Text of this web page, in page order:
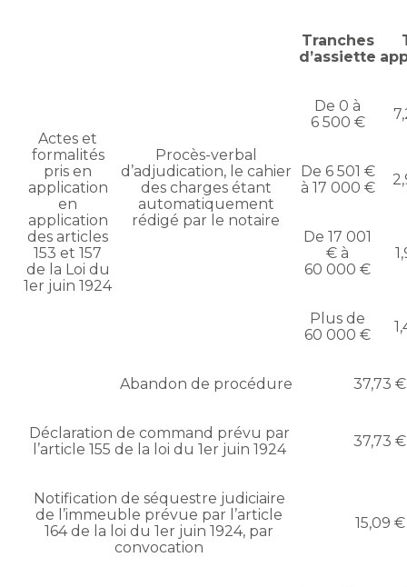
Actes et
formalités
pris en
application
en
application
des articles
153 et 157
de la Loi du
1er juin 1924
Procès-verbal
d’adjudication, le cahier
des charges étant
automatiquement
rédigé par le notaire
Tranches
d’assiette
De 0 à
6 500 €
De 6 501 €
à 17 000 €
De 17 001
€ à
60 000 €
Plus de
60 000 €
Abandon de procédure 37,73 €
Déclaration de command prévu par
l’article 155 de la loi du 1er juin 1924
37,73 €
Notification de séquestre judiciaire
de l’immeuble prévue par l’article
164 de la loi du 1er juin 1924, par
convocation
15,09 €